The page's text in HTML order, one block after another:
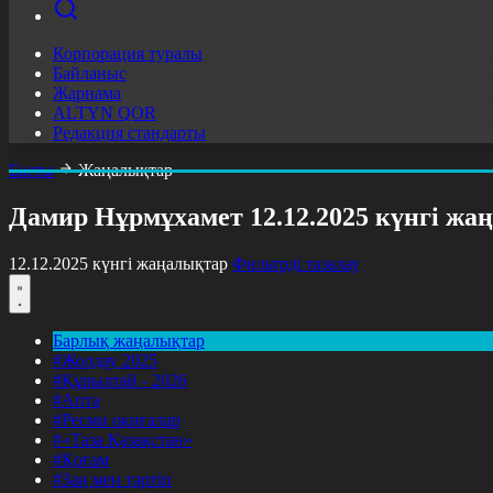
Корпорация туралы
Байланыс
Жарнама
ALTYN QOR
Редакция стандарты
Басты
Жаңалықтар
Дамир Нұрмұхамет 12.12.2025 күнгі
12.12.2025 күнгі жаңалықтар Фильтрді тазалау
Барлық жаңалықтар
#Жолдау 2025
#Құрылтай - 2026
#Апта
#Ресми оқиғалар
#«Таза Қазақстан»
#Қоғам
#Заң мен тәртіп